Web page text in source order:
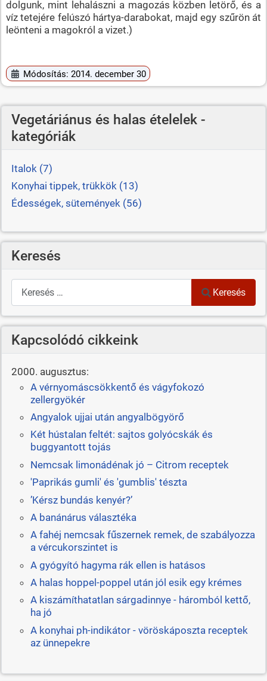
dolgunk, mint lehalászni a magozás közben letörő, és a
víz tetejére felúszó hártya-darabokat, majd egy szűrön át
leönteni a magokról a vizet.)
Módosítás: 2014. december 30
Vegetáriánus és halas ételelek -
kategóriák
Italok (7)
Konyhai tippek, trükkök (13)
Édességek, sütemények (56)
Keresés
Keresés
Keresés
Kapcsolódó cikkeink
2000. augusztus:
A vérnyomáscsökkentő és vágyfokozó
zellergyökér
Angyalok ujjai után angyalbögyörő
Két hústalan feltét: sajtos golyócskák és
buggyantott tojás
Nemcsak limonádénak jó – Citrom receptek
'Paprikás gumli' és 'gumblis' tészta
’Kérsz bundás kenyér?’
A banánárus választéka
A fahéj nemcsak fűszernek remek, de szabályozza
a vércukorszintet is
A gyógyító hagyma rák ellen is hatásos
A halas hoppel-poppel után jól esik egy krémes
A kiszámíthatatlan sárgadinnye - háromból kettő,
ha jó
A konyhai ph-indikátor - vöröskáposzta receptek
az ünnepekre